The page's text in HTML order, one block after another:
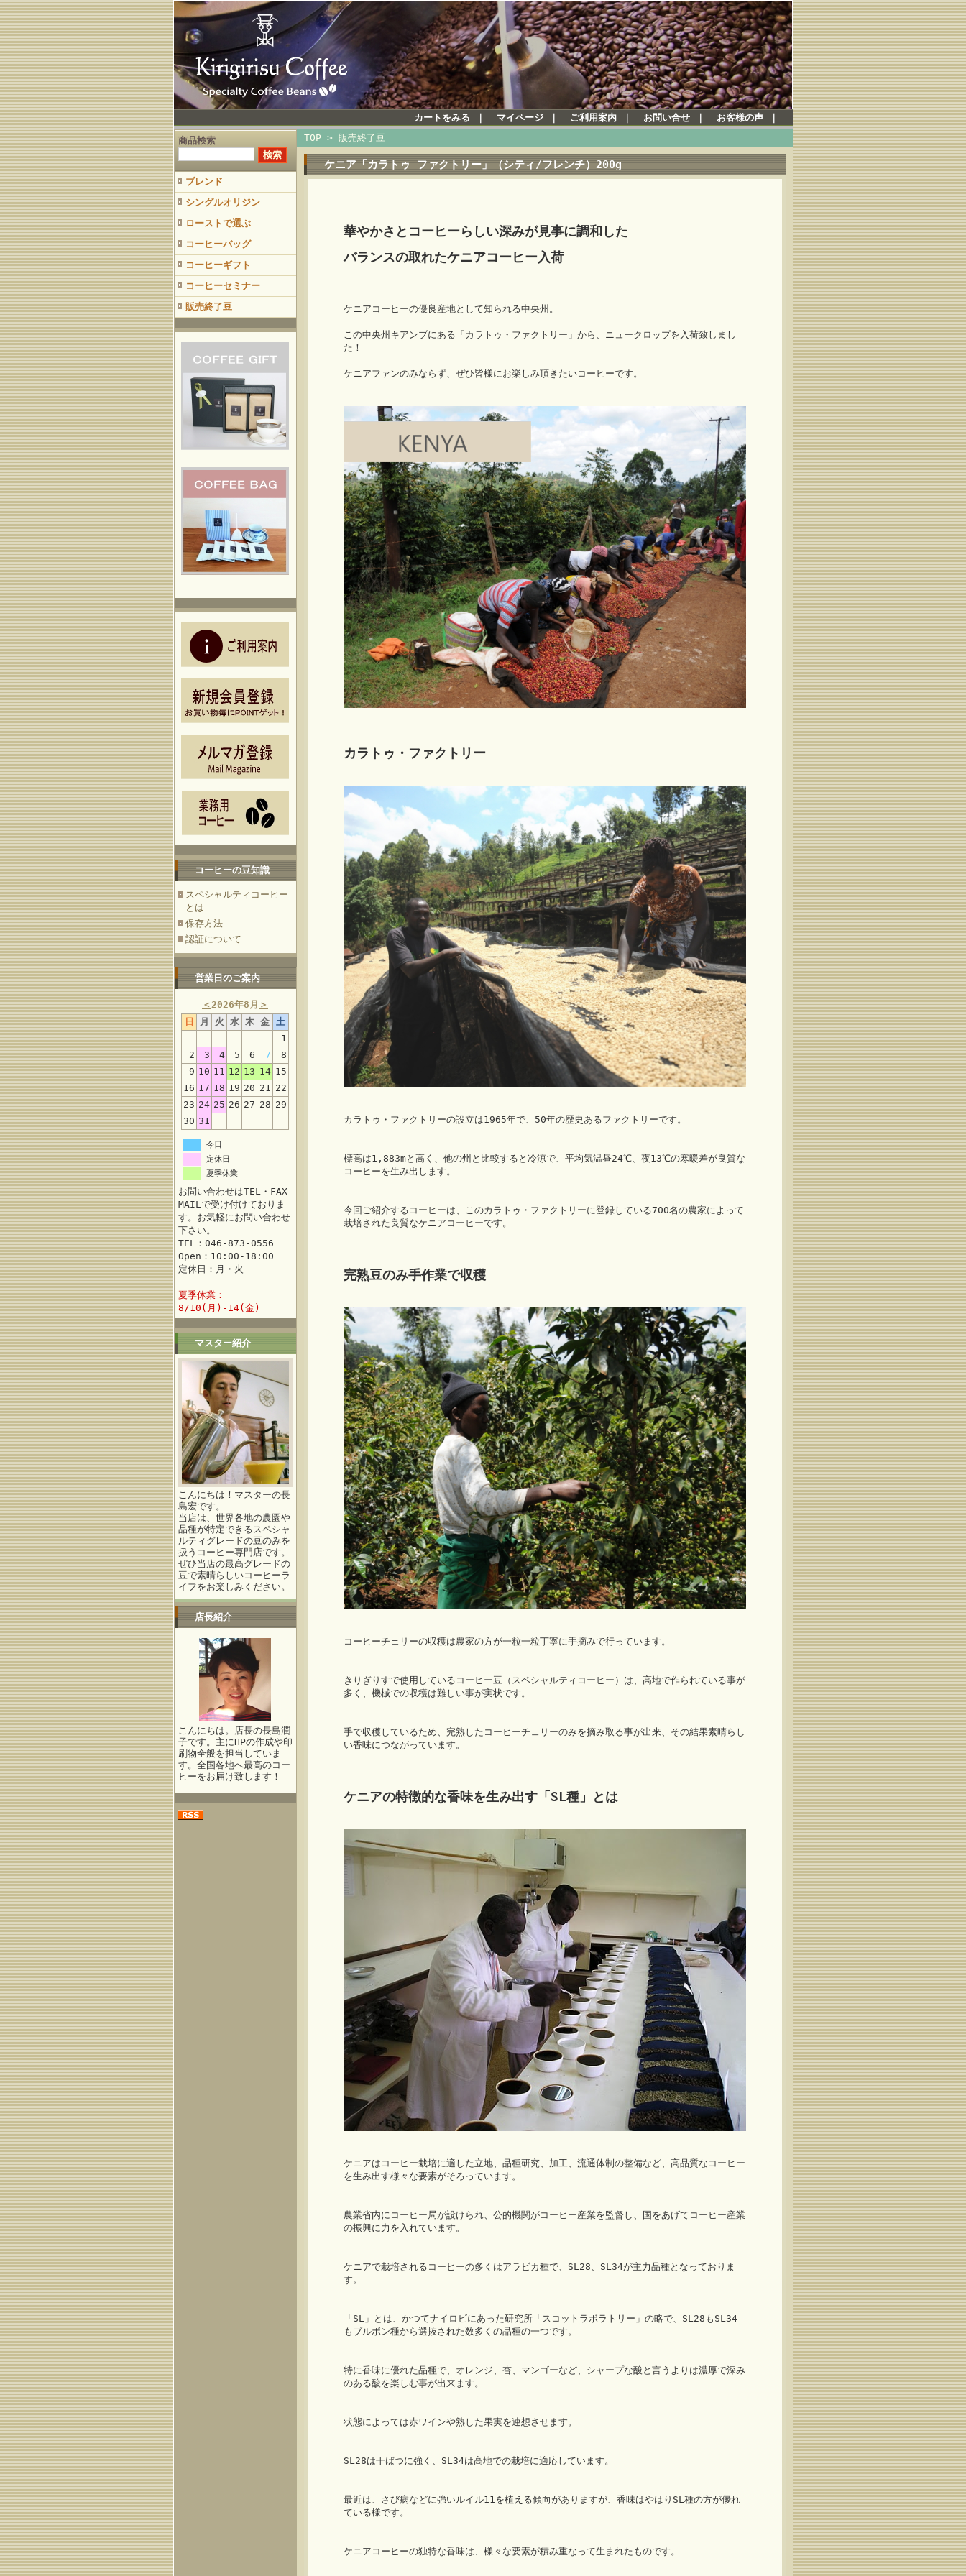
カートをみる マイページ｜ ご利用案内｜ お問い合せ｜ お客様の声｜
商品検索
ブレンド
シングルオリジン
ローストで選ぶ
コーヒーバッグ
コーヒーギフト
コーヒーセミナー
販売終了豆
コーヒーの豆知識
スペシャルティコーヒー
とは
保存方法
認証について
営業日のご案内
＜2026年8月 ＞
日
月 火 水 木 金 土
1
2
3 4 5 6 7
8
9 10 11 12 13 14 15
16 17 18 19 20 21 22
23 24 25 26 27 28 29
30 31
今日
定休日
夏季休業
お問い合わせはTEL・FAX
MAILで受け付けておりま
す。お気軽にお問い合わせ
下さい。
TEL：046-873-0556
Open：10:00-18:00
定休日：月・火
夏季休業：
8/10(月)-14(金)
マスター紹介
こんにちは！マスターの長
島宏です。
当店は、世界各地の農園や
品種が特定できるスペシャ
ルティグレードの豆のみを
扱うコーヒー専門店です。
ぜひ当店の最高グレードの
豆で素晴らしいコーヒーラ
イフをお楽しみください。
店長紹介
こんにちは。店長の長島潤
子です。主にHPの作成や印
刷物全般を担当していま
す。全国各地へ最高のコー
ヒーをお届け致します！
TOP > 販売終了豆
ケニア「カラトゥ ファクトリー」（シティ/フレンチ）200g
華やかさとコーヒーらしい深みが見事に調和した
バランスの取れたケニアコーヒー入荷
ケニアコーヒーの優良産地として知られる中央州。
この中央州キアンブにある「カラトゥ・ファクトリー」から、ニュークロップを入荷致しまし
た！
ケニアファンのみならず、ぜひ皆様にお楽しみ頂きたいコーヒーです。
カラトゥ・ファクトリー
カラトゥ・ファクトリーの設立は1965年で、50年の歴史あるファクトリーです。
標高は1,883mと高く、他の州と比較すると冷涼で、平均気温昼24℃、夜13℃の寒暖差が良質な
コーヒーを生み出します。
今回ご紹介するコーヒーは、このカラトゥ・ファクトリーに登録している700名の農家によって
栽培された良質なケニアコーヒーです。
完熟豆のみ手作業で収穫
コーヒーチェリーの収穫は農家の方が一粒一粒丁寧に手摘みで行っています。
きりぎりすで使用しているコーヒー豆（スペシャルティコーヒー）は、高地で作られている事が
多く、機械での収穫は難しい事が実状です。
手で収穫しているため、完熟したコーヒーチェリーのみを摘み取る事が出来、その結果素晴らし
い香味につながっています。
ケニアの特徴的な香味を生み出す「SL種」とは
ケニアはコーヒー栽培に適した立地、品種研究、加工、流通体制の整備など、高品質なコーヒー
を生み出す様々な要素がそろっています。
農業省内にコーヒー局が設けられ、公的機関がコーヒー産業を監督し、国をあげてコーヒー産業
の振興に力を入れています。
ケニアで栽培されるコーヒーの多くはアラビカ種で、SL28、SL34が主力品種となっておりま
す。
「SL」とは、かつてナイロビにあった研究所「スコットラボラトリー」の略で、SL28もSL34
もブルボン種から選抜された数多くの品種の一つです。
特に香味に優れた品種で、オレンジ、杏、マンゴーなど、シャープな酸と言うよりは濃厚で深み
のある酸を楽しむ事が出来ます。
状態によっては赤ワインや熟した果実を連想させます。
SL28は干ばつに強く、SL34は高地での栽培に適応しています。
最近は、さび病などに強いルイル11を植える傾向がありますが、香味はやはりSL種の方が優れ
ている様です。
ケニアコーヒーの独特な香味は、様々な要素が積み重なって生まれたものです。